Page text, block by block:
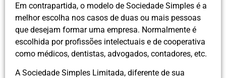
Em contrapartida, o modelo de Sociedade Simples é a
melhor escolha nos casos de duas ou mais pessoas
que desejam formar uma empresa. Normalmente é
escolhida por profissões intelectuais e de cooperativa
como médicos, dentistas, advogados, contadores, etc.
A Sociedade Simples Limitada, diferente de sua